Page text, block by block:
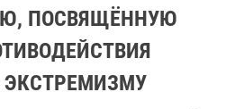
ПОСВЯЩЁННУЮ